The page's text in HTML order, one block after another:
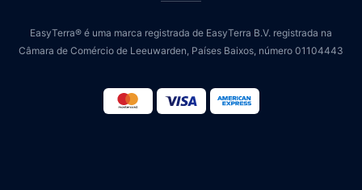
EasyTerra® é uma marca registrada de EasyTerra B.V. registrada na
Câmara de Comércio de Leeuwarden, Países Baixos, número 01104443